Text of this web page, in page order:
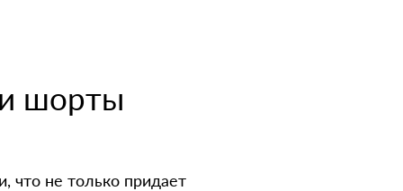
шорты
что не только придает